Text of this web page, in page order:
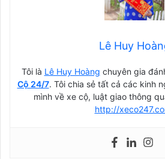
Lê Huy
Tôi là Lê Huy Hoàng chuyên gia
Cộ 24/7. Tôi chia sẻ tất cả các kinh
mình về xe cộ, luật giao thông
http://